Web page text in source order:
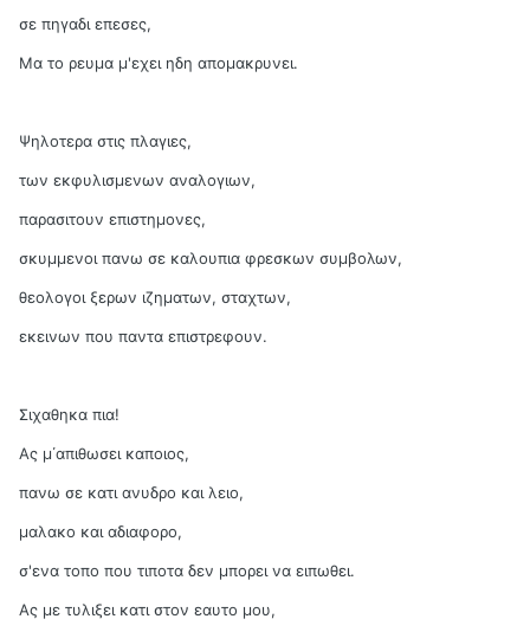
σε πηγαδι επεσες,
Μα το ρευμα μ'εχει ηδη απομακρυνει.
Ψηλοτερα στις πλαγιες,
των εκφυλισμενων αναλογιων,
παρασιτουν επιστημονες,
σκυμμενοι πανω σε καλουπια φρεσκων συμβολων,
θεολογοι ξερων ιζηματων, σταχτων,
εκεινων που παντα επιστρεφουν.
Σιχαθηκα πια!
Ας μ΄απιθωσει καποιος,
πανω σε κατι ανυδρο και λειο,
μαλακο και αδιαφορο,
σ'ενα τοπο που τιποτα δεν μπορει να ειπωθει.
Ας με τυλιξει κατι στον εαυτο μου,